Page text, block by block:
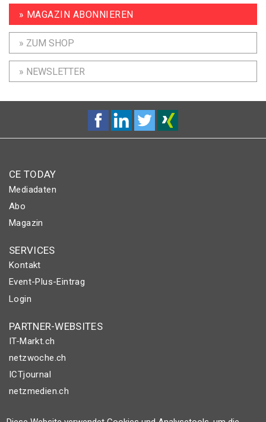
» MAGAZIN ABONNIEREN
» ZUM SHOP
» NEWSLETTER
CE TODAY
Mediadaten
Abo
Magazin
SERVICES
Kontakt
Event-Plus-Eintrag
Login
PARTNER-WEBSITES
IT-Markt.ch
netzwoche.ch
ICTjournal
netzmedien.ch
© NETZMEDIEN AG 2026